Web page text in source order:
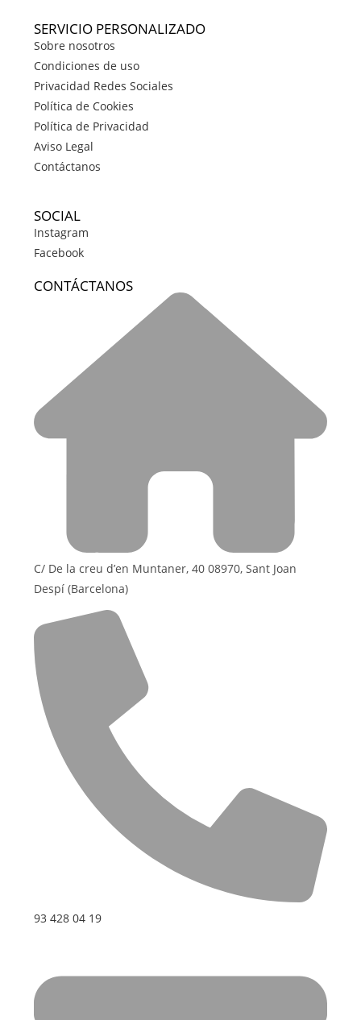
SERVICIO PERSONALIZADO
Sobre nosotros
Condiciones de uso
Privacidad Redes Sociales
Política de Cookies
Política de Privacidad
Aviso Legal
Contáctanos
SOCIAL
Instagram
Facebook
CONTÁCTANOS
C/ De la creu d’en Muntaner, 40 08970, Sant Joan
Despí (Barcelona)
93 428 04 19